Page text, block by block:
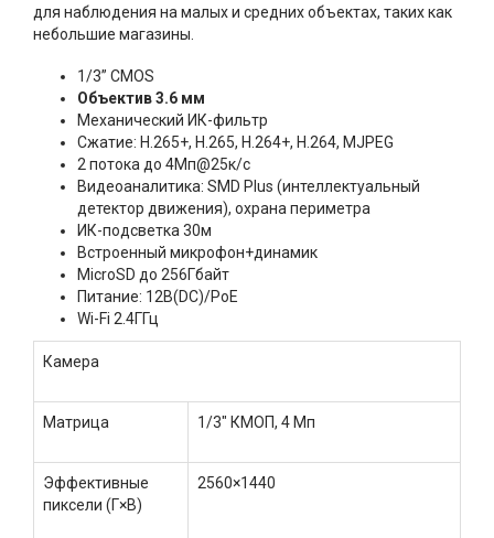
для наблюдения на малых и средних объектах, таких как
небольшие магазины.
1/3” CMOS
Объектив 3.6 мм
Механический ИК-фильтр
Сжатие: H.265+, H.265, H.264+, H.264, MJPEG
2 потока до 4Мп@25к/с
Видеоаналитика: SMD Plus (интеллектуальный
детектор движения), охрана периметра
ИК-подсветка 30м
Встроенный микрофон+динамик
MicroSD до 256Гбайт
Питание: 12В(DC)/PoE
Wi-Fi 2.4ГГц
Камера
Матрица 1/3" КМОП, 4 Мп
Эффективные
пиксели (Г×В)
2560×1440